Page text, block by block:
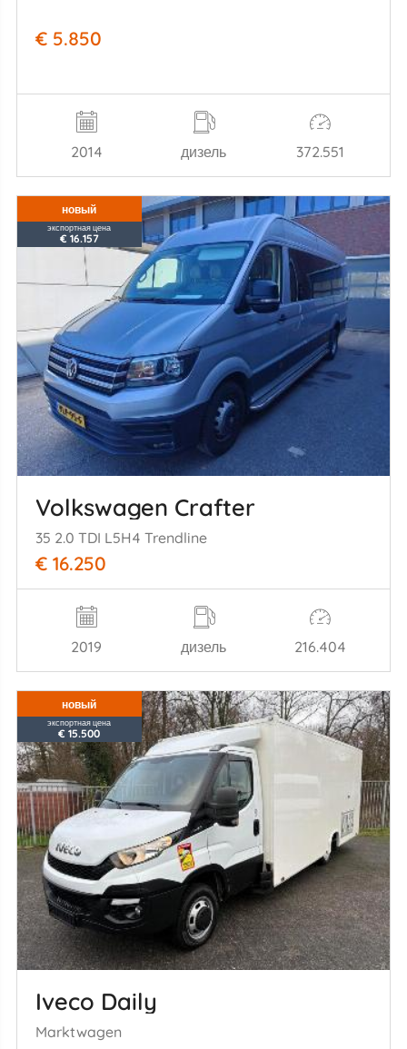
€ 5.850
2014 дизель 372.551
новый
экспортная цена
€ 16.157
Volkswagen Crafter
35 2.0 TDI L5H4 Trendline
€ 16.250
2019 дизель 216.404
новый
экспортная цена
€ 15.500
Iveco Daily
Marktwagen